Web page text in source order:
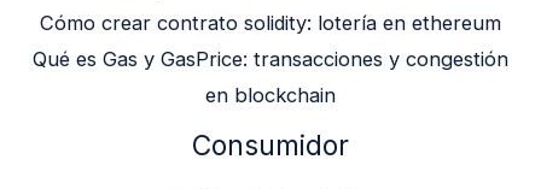
Cómo crear contrato solidity: lotería en ethereum
Qué es Gas y GasPrice: transacciones y congestión
en blockchain
Consumidor